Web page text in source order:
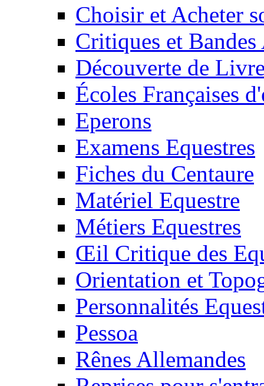
Choisir et Acheter
Critiques et
Découverte de
Écoles Françaises
Eperons
Examens Equestres
Fiches du Centaure
Matériel Equestre
Métiers Equestres
Œil Critique des
Orientation et
Personnalités
Pessoa
Rênes Allemandes